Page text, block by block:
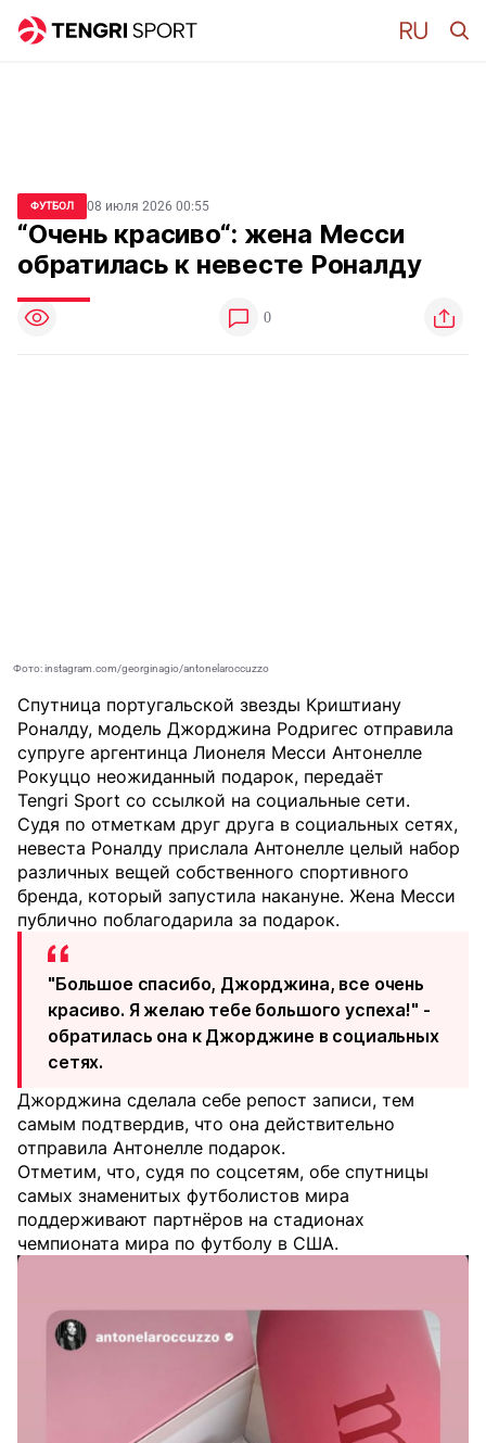
ФУТБОЛ 08 июля 2026 00:55
“Очень красиво“: жена Месси
обратилась к невесте Роналду
0
Фото: instagram.com/georginagio/antonelaroccuzzo
Спутница португальской звезды Криштиану
Роналду, модель Джорджина Родригес отправила
супруге аргентинца Лионеля Месси Антонелле
Рокуццо неожиданный подарок, передаёт
Tengri Sport со ссылкой на социальные сети.
Судя по отметкам друг друга в социальных сетях,
невеста Роналду прислала Антонелле целый набор
различных вещей собственного спортивного
бренда, который запустила накануне. Жена Месси
публично поблагодарила за подарок.
"Большое спасибо, Джорджина, все очень
красиво. Я желаю тебе большого успеха!" -
обратилась она к Джорджине в социальных
сетях.
Джорджина сделала себе репост записи, тем
самым подтвердив, что она действительно
отправила Антонелле подарок.
Отметим, что, судя по соцсетям, обе спутницы
самых знаменитых футболистов мира
поддерживают партнёров на стадионах
чемпионата мира по футболу в США.